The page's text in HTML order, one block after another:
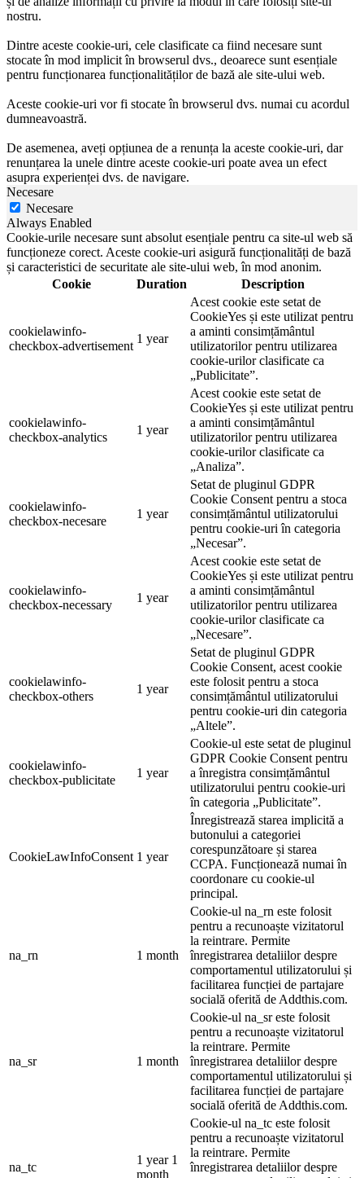
nostru.
Dintre aceste cookie-uri, cele clasificate ca fiind necesare sunt
stocate în mod implicit în browserul dvs., deoarece sunt esențiale
pentru funcționarea funcționalităților de bază ale site-ului web.
Aceste cookie-uri vor fi stocate în browserul dvs. numai cu acordul
dumneavoastră.
De asemenea, aveți opțiunea de a renunța la aceste cookie-uri, dar
renunțarea la unele dintre aceste cookie-uri poate avea un efect
asupra experienței dvs. de navigare.
Necesare
Necesare
Always Enabled
Cookie-urile necesare sunt absolut esențiale pentru ca site-ul web să
funcționeze corect. Aceste cookie-uri asigură funcționalități de bază
și caracteristici de securitate ale site-ului web, în mod anonim.
Cookie
Duration Description
cookielawinfo-
checkbox-advertisement
1 year
Acest cookie este setat de
CookieYes și este utilizat pentru
a aminti consimțământul
utilizatorilor pentru utilizarea
cookie-urilor clasificate ca
„Publicitate”.
cookielawinfo-
checkbox-analytics
1 year
Acest cookie este setat de
CookieYes și este utilizat pentru
a aminti consimțământul
utilizatorilor pentru utilizarea
cookie-urilor clasificate ca
„Analiza”.
cookielawinfo-
checkbox-necesare
1 year
Setat de pluginul GDPR
Cookie Consent pentru a stoca
consimțământul utilizatorului
pentru cookie-uri în categoria
„Necesar”.
cookielawinfo-
checkbox-necessary
1 year
Acest cookie este setat de
CookieYes și este utilizat pentru
a aminti consimțământul
utilizatorilor pentru utilizarea
cookie-urilor clasificate ca
„Necesare”.
cookielawinfo-
checkbox-others
1 year
Setat de pluginul GDPR
Cookie Consent, acest cookie
este folosit pentru a stoca
consimțământul utilizatorului
pentru cookie-uri din categoria
„Altele”.
cookielawinfo-
checkbox-publicitate
1 year
Cookie-ul este setat de pluginul
GDPR Cookie Consent pentru
a înregistra consimțământul
utilizatorului pentru cookie-uri
în categoria „Publicitate”.
CookieLawInfoConsent 1 year
Înregistrează starea implicită a
butonului a categoriei
corespunzătoare și starea
CCPA. Funcționează numai în
coordonare cu cookie-ul
principal.
na_rn 1 month
Cookie-ul na_rn este folosit
pentru a recunoaște vizitatorul
la reintrare. Permite
înregistrarea detaliilor despre
comportamentul utilizatorului și
facilitarea funcției de partajare
socială oferită de Addthis.com.
na_sr 1 month
Cookie-ul na_sr este folosit
pentru a recunoaște vizitatorul
la reintrare. Permite
înregistrarea detaliilor despre
comportamentul utilizatorului și
facilitarea funcției de partajare
socială oferită de Addthis.com.
na_tc
1 year 1
month
Cookie-ul na_tc este folosit
pentru a recunoaște vizitatorul
la reintrare. Permite
înregistrarea detaliilor despre